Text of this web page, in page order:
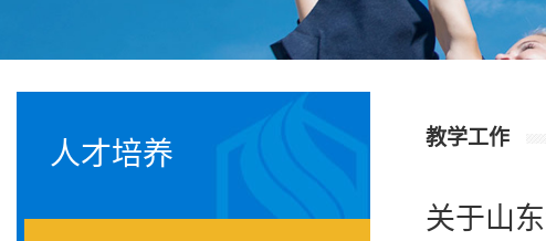
人才培养 教学工作
关于山